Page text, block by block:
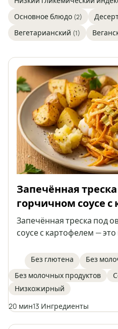
Основное блюдо (2)
Вегетарианский (1)
Запечённая
горчичном соусе
Запечённая треска под
соусе с картофелем —
Сочная треска
в ароматном горчичном
подаётся с запечённым
вариант для тех, кто
питанием и ищет
Без глютена
Без
Без молочных продуктов
Низкожирный
20 мин13 Ингредиенты